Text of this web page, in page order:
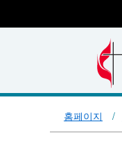
홈페이지